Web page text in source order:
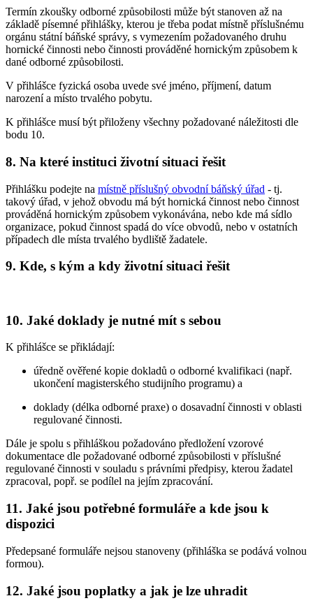
Termín zkoušky odborné způsobilosti může být stanoven až na
základě písemné přihlášky, kterou je třeba podat místně příslušnému
orgánu státní báňské správy, s vymezením požadovaného druhu
hornické činnosti nebo činnosti prováděné hornickým způsobem k
dané odborné způsobilosti.
V přihlášce fyzická osoba uvede své jméno, příjmení, datum
narození a místo trvalého pobytu.
K přihlášce musí být přiloženy všechny požadované náležitosti dle
bodu 10.
8. Na které instituci životní situaci řešit
Přihlášku podejte na místně příslušný obvodní báňský úřad - tj.
takový úřad, v jehož obvodu má být hornická činnost nebo činnost
prováděná hornickým způsobem vykonávána, nebo kde má sídlo
organizace, pokud činnost spadá do více obvodů, nebo v ostatních
případech dle místa trvalého bydliště žadatele.
9. Kde, s kým a kdy životní situaci řešit
10. Jaké doklady je nutné mít s sebou
K přihlášce se přikládají:
úředně ověřené kopie dokladů o odborné kvalifikaci (např.
ukončení magisterského studijního programu) a
doklady (délka odborné praxe) o dosavadní činnosti v oblasti
regulované činnosti.
Dále je spolu s přihláškou požadováno předložení vzorové
dokumentace dle požadované odborné způsobilosti v příslušné
regulované činnosti v souladu s právními předpisy, kterou žadatel
zpracoval, popř. se podílel na jejím zpracování.
11. Jaké jsou potřebné formuláře a kde jsou k
dispozici
Předepsané formuláře nejsou stanoveny (přihláška se podává volnou
formou).
12. Jaké jsou poplatky a jak je lze uhradit